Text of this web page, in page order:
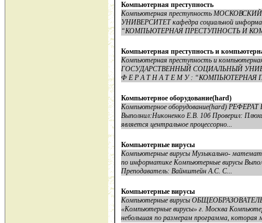
Компьютерная преступность
Компьютерная преступность
УНИВЕРСИТЕТ кафедра социальной
“КОМПЬЮТЕРНАЯ ПРЕСТУПНОСТЬ И
Компьютерная преступность и
Компьютерная преступность и
ГОСУДАРСТВЕННЫЙ СОЦИАЛЬНЫЙ
Ф Е Р А Т Н А Т Е М У : “КОМПЬЮТЕРНАЯ
Компьютерное оборудование(hard)
Компьютерное оборудование(hard)
Выполнил:Никоненко Е.В. 10б Проверил:
является центральное процессорно...
Компьютерные вирусы
Компьютерные вирусы Музыкально-
по информатике Компьютерные вирусы
Преподаватель: Вайнштейн А.С. С...
Компьютерные вирусы
Компьютерные вирусы
«Компьютерные вирусы» г. Москва
небольшая по размерам программа,